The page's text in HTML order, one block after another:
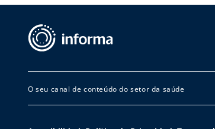
O seu canal de conteúdo do setor da saúde